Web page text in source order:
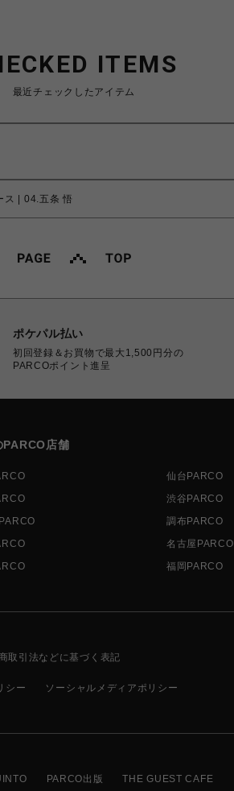
ITEMS
最近チェックしたアイテム
ス | 04.五条 悟
ポケパル払い
初回登録＆お買物で最大1,500円分の
PARCOポイント進呈
PARCO店舗
仙台PARCO
渋谷PARCO
調布PARCO
名古屋PARCO
福岡PARCO
取引法などに基づく表記
シー ソーシャルメディアポリシー
PARCO出版 THE GUEST CAFE